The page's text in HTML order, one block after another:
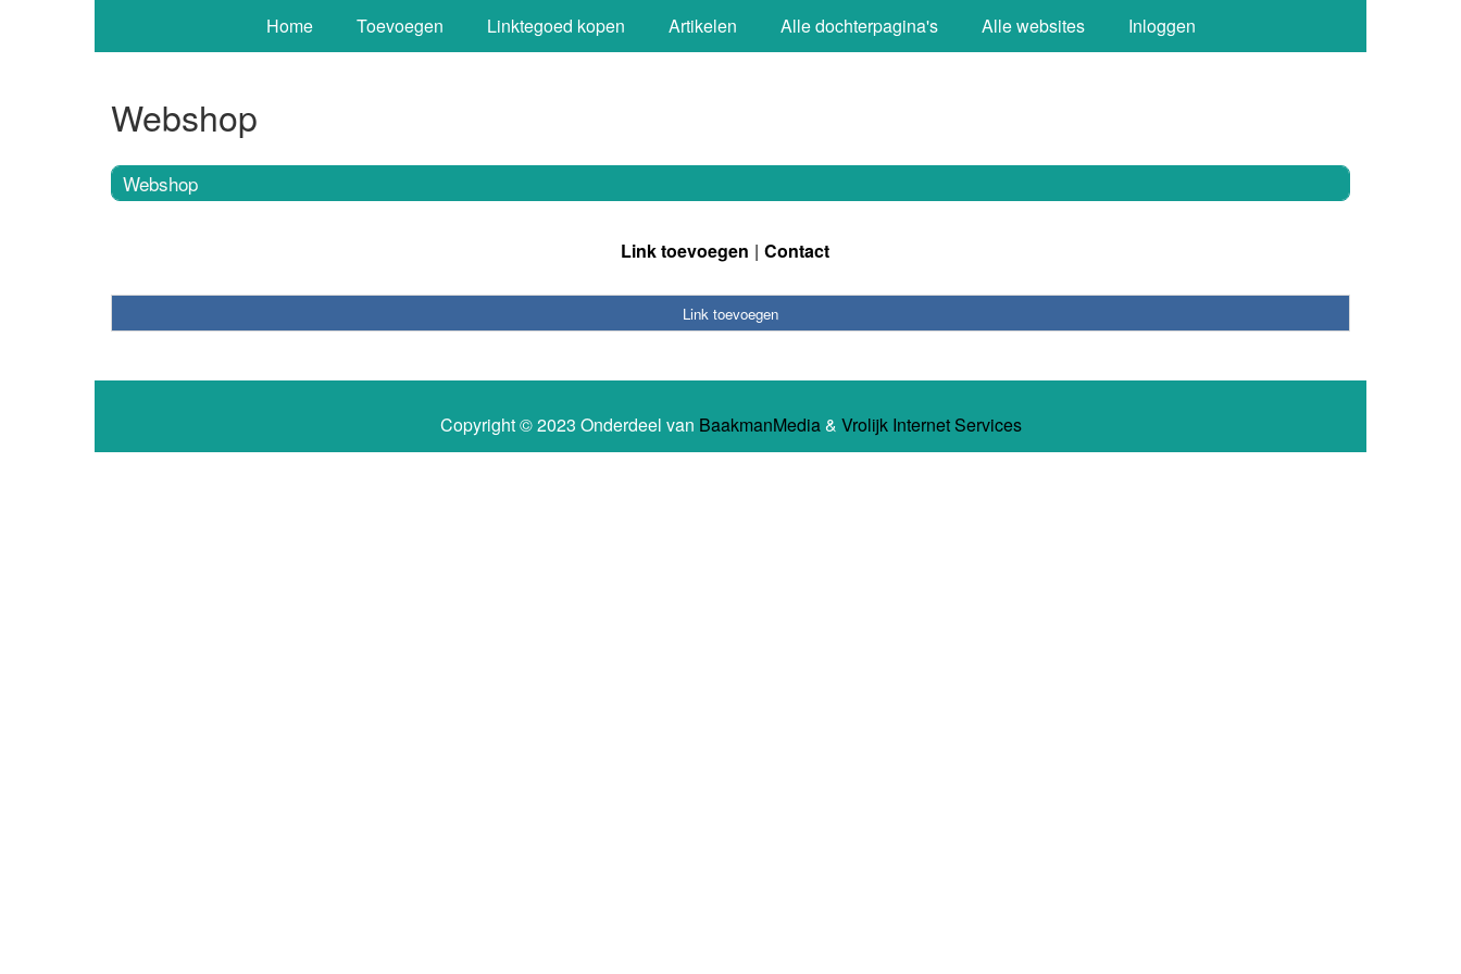
Home Toevoegen Linktegoed kopen Artikelen Alle dochterpagina's Alle websites Inloggen
Webshop
Webshop
Link toevoegen Contact
Link toevoegen
Copyright © 2023 Onderdeel van BaakmanMedia& Vrolijk Internet Services